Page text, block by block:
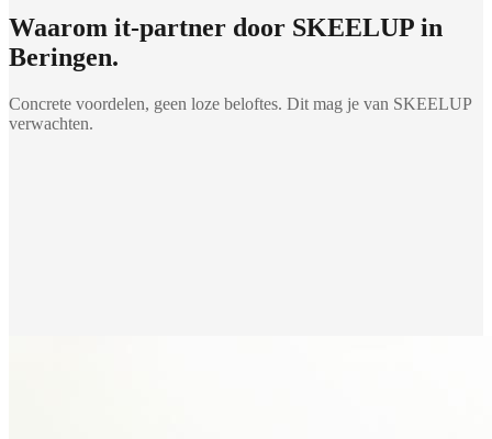
Waarom it-partner door SKEELUP in
Beringen.
Concrete voordelen, geen loze beloftes. Dit mag je van SKEELUP
verwachten.